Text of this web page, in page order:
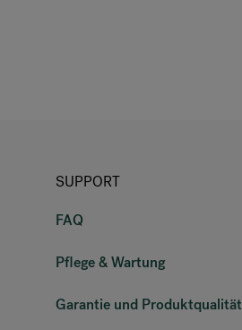
SUPPORT
FAQ
Pflege & Wartung
Garantie und Produktqualität